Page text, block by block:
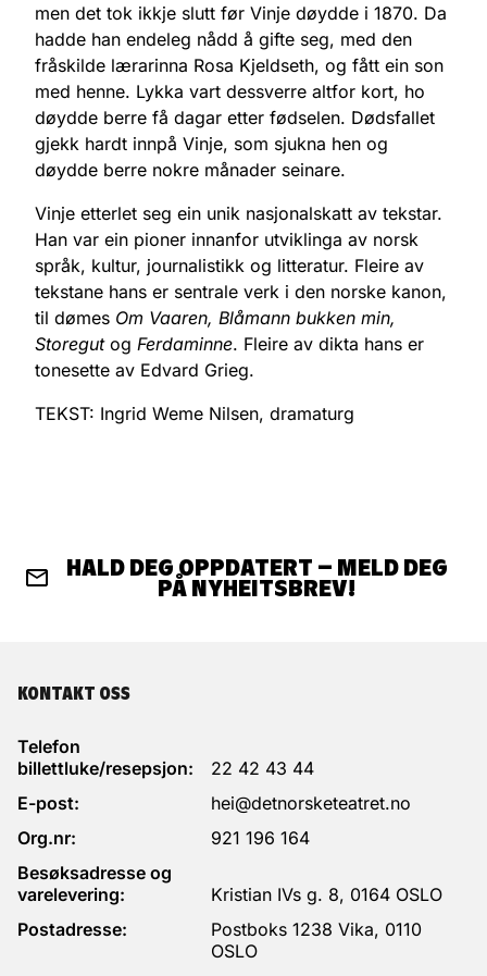
men det tok ikkje slutt før Vinje døydde i 1870. Da
hadde han endeleg nådd å gifte seg, med den
fråskilde lærarinna Rosa Kjeldseth, og fått ein son
med henne. Lykka vart dessverre altfor kort, ho
døydde berre få dagar etter fødselen. Dødsfallet
gjekk hardt innpå Vinje, som sjukna hen og
døydde berre nokre månader seinare.
Vinje etterlet seg ein unik nasjonalskatt av tekstar.
Han var ein pioner innanfor utviklinga av norsk
språk, kultur, journalistikk og litteratur. Fleire av
tekstane hans er sentrale verk i den norske kanon,
til dømes Om Vaaren, Blåmann bukken min,
Storegutog Ferdaminne. Fleire av dikta hans er
tonesette av Edvard Grieg.
TEKST: Ingrid Weme Nilsen, dramaturg
HALD DEG OPPDATERT – MELD DEG
PÅ NYHEITSBREV!
KONTAKT OSS
Telefon
billettluke/resepsjon:
22 42 43 44
E-post:
hei@detnorsketeatret.no
Org.nr:
921 196 164
Besøksadresse og
varelevering:
Kristian IVs g. 8, 0164 OSLO
Postadresse:
Postboks 1238 Vika, 0110
OSLO